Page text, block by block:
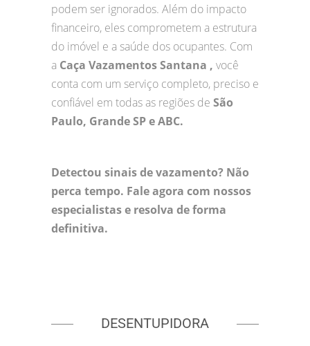
podem ser ignorados. Além do impacto
financeiro, eles comprometem a estrutura
do imóvel e a saúde dos ocupantes. Com
a Caça Vazamentos Santana , você
conta com um serviço completo, preciso e
confiável em todas as regiões de São
Paulo, Grande SP e ABC.
Detectou sinais de vazamento? Não
perca tempo. Fale agora com nossos
especialistas e resolva de forma
definitiva.
DESENTUPIDORA